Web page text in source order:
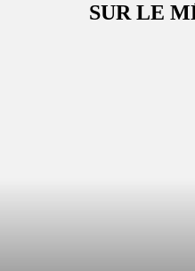
SUR LE